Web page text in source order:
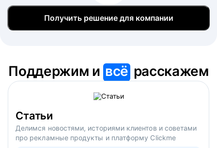
Получить решение для компании
Поддержим ивсё расскажем
Статьи
Делимся новостями, историями клиентов и советами
про рекламные продукты и платформу Clickme